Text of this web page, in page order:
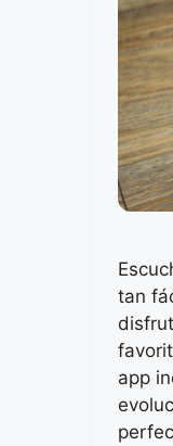
tan
app